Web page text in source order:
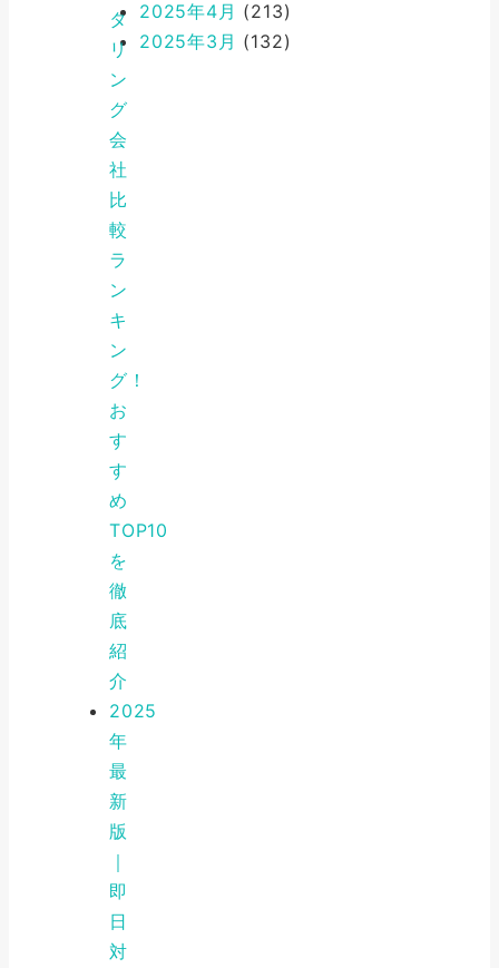
タ
リ
ン
グ
会
社
比
較
ラ
ン
キ
ン
グ！
お
す
す
め
TOP10
を
徹
底
紹
介
2025
年
最
新
版
｜
即
日
対
2025年4月 (213)
2025年3月 (132)